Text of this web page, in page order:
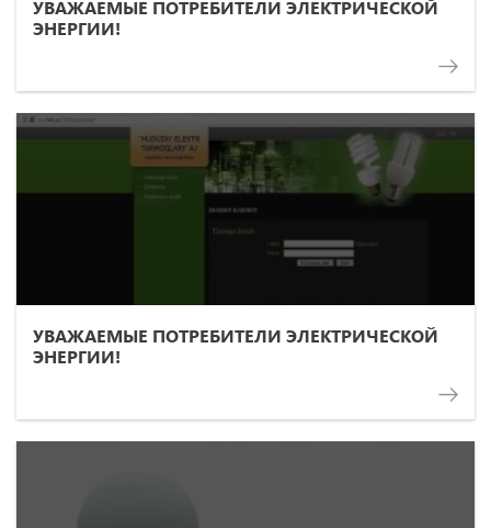
УВАЖАЕМЫЕ ПОТРЕБИТЕЛИ ЭЛЕКТРИЧЕСКОЙ
ЭНЕРГИИ!
УВАЖАЕМЫЕ ПОТРЕБИТЕЛИ ЭЛЕКТРИЧЕСКОЙ
ЭНЕРГИИ!